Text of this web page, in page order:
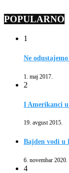
POPULARNO
1
Ne
1. maj 2017.
2
I Amerikanci
19. avgust 2015.
Bajden vodi u
6. novembar 2020.
4